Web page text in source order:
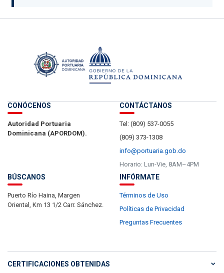
CONÓCENOS
Autoridad Portuaria
Dominicana (APORDOM).
CONTÁCTANOS
Tel: (809) 537-0055
(809) 373-1308
info@portuaria.gob.do
Horario: Lun-Vie, 8AM–4PM
BÚSCANOS
Puerto Río Haina, Margen
Oriental, Km 13 1/2 Carr. Sánchez.
INFÓRMATE
Términos de Uso
Políticas de Privacidad
Preguntas Frecuentes
CERTIFICACIONES OBTENIDAS